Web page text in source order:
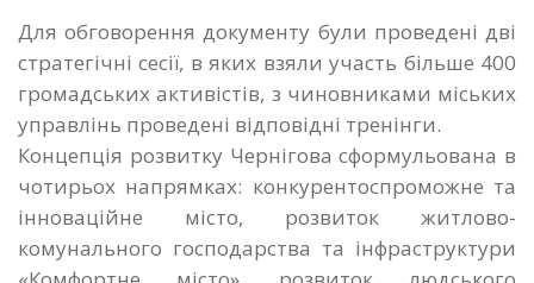
Для обговорення документу були проведені дві
стратегічні сесії, в яких взяли участь більше 400
громадських активістів, з чиновниками міських
управлінь проведені відповідні тренінги.
Концепція розвитку Чернігова сформульована в
чотирьох напрямках: конкурентоспроможне та
інноваційне місто, розвиток житлово-
комунального господарства та інфраструктури